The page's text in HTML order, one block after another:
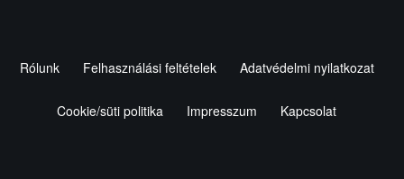
Rólunk Felhasználási feltételek Adatvédelmi nyilatkozat
Cookie/süti politika Impresszum Kapcsolat